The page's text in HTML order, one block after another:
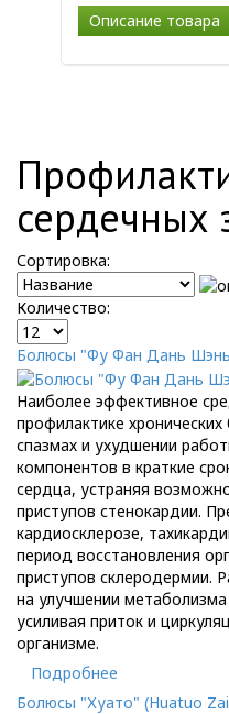
Описание товара
сердечных
Сортировка:
Количество:
Болюсы "Фу Фан Дань
Наиболее эффективное
профилактике
спазмах и ухудшении
компонентов в краткие
сердца, устраняя
приступов стенокардии.
кардиосклерозе,
период восстановления
приступов склеродермии.
на улучшении
усиливая приток и
организме.
Подробнее
Болюсы "Хуато" (Huatuo